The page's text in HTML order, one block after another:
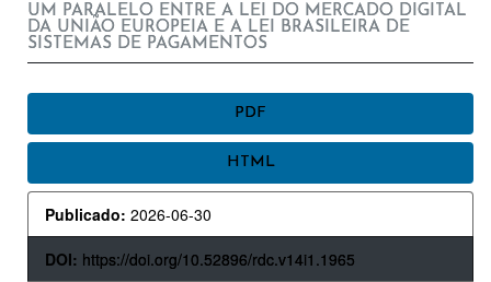
UM PARALELO ENTRE A LEI DO MERCADO DIGITAL
DA UNIÃO EUROPEIA E A LEI BRASILEIRA DE
SISTEMAS DE PAGAMENTOS
LATERAL
DE
ARTIGOS
PDF
HTML
Publicado: 2026-06-30
DOI: https://doi.org/10.52896/rdc.v14i1.1965